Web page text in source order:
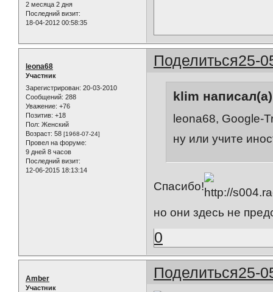
2 месяца 2 дня
Последний визит:
18-04-2012 00:58:35
Поделиться25-
leona68
Участник
Зарегистрирован: 20-03-2010
Сообщений: 288
Уважение: +76
Позитив: +18
Пол: Женский
Возраст: 58 [1968-07-24]
Провел на форуме:
9 дней 8 часов
Последний визит:
12-06-2015 18:13:14
klim
leona68, Google-
ну или учите
Спасибо!
но они здесь не
0
Поделиться25-
Amber
Участник